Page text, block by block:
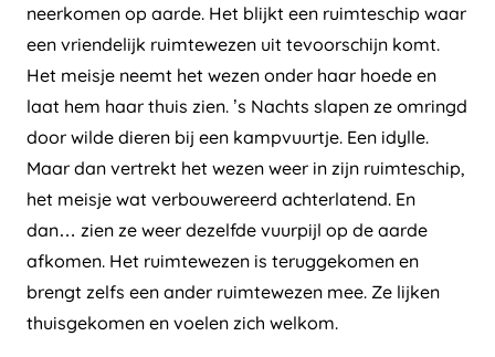
neerkomen op aarde. Het blijkt een ruimteschip waar
een vriendelijk ruimtewezen uit tevoorschijn komt.
Het meisje neemt het wezen onder haar hoede en
laat hem haar thuis zien. ’s Nachts slapen ze omringd
door wilde dieren bij een kampvuurtje. Een idylle.
Maar dan vertrekt het wezen weer in zijn ruimteschip,
het meisje wat verbouwereerd achterlatend. En
dan… zien ze weer dezelfde vuurpijl op de aarde
afkomen. Het ruimtewezen is teruggekomen en
brengt zelfs een ander ruimtewezen mee. Ze lijken
thuisgekomen en voelen zich welkom.